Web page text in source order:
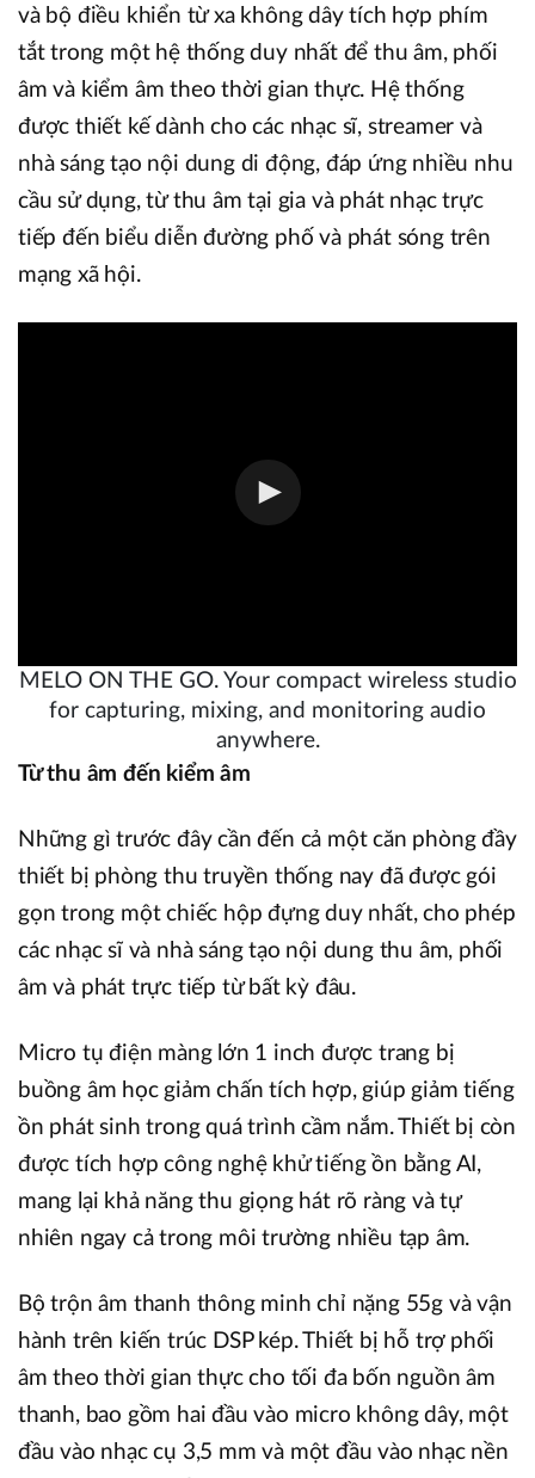
và bộ điều khiển từ xa không dây tích hợp phím
tắt trong một hệ thống duy nhất để thu âm, phối
âm và kiểm âm theo thời gian thực. Hệ thống
được thiết kế dành cho các nhạc sĩ, streamer và
nhà sáng tạo nội dung di động, đáp ứng nhiều nhu
cầu sử dụng, từ thu âm tại gia và phát nhạc trực
tiếp đến biểu diễn đường phố và phát sóng trên
mạng xã hội.
MELO ON THE GO. Your compact wireless studio
for capturing, mixing, and monitoring audio
anywhere.
Từ thu âm đến kiểm âm
Những gì trước đây cần đến cả một căn phòng đầy
thiết bị phòng thu truyền thống nay đã được gói
gọn trong một chiếc hộp đựng duy nhất, cho phép
các nhạc sĩ và nhà sáng tạo nội dung thu âm, phối
âm và phát trực tiếp từ bất kỳ đâu.
Micro tụ điện màng lớn 1 inch được trang bị
buồng âm học giảm chấn tích hợp, giúp giảm tiếng
ồn phát sinh trong quá trình cầm nắm. Thiết bị còn
được tích hợp công nghệ khử tiếng ồn bằng AI,
mang lại khả năng thu giọng hát rõ ràng và tự
nhiên ngay cả trong môi trường nhiều tạp âm.
Bộ trộn âm thanh thông minh chỉ nặng 55g và vận
hành trên kiến trúc DSP kép. Thiết bị hỗ trợ phối
âm theo thời gian thực cho tối đa bốn nguồn âm
thanh, bao gồm hai đầu vào micro không dây, một
đầu vào nhạc cụ 3,5 mm và một đầu vào nhạc nền